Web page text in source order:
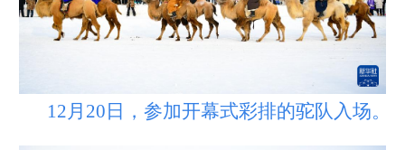
12月20日，参加开幕式彩排的驼队入场。